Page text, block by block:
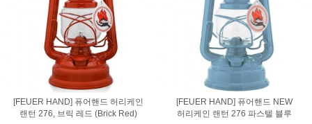
[FEUER HAND] 퓨어핸드 허리케인
랜턴 276, 브릭 레드 (Brick Red)
[FEUER HAND] 퓨어핸드 NEW
허리케인 랜턴 276 파스텔 블루